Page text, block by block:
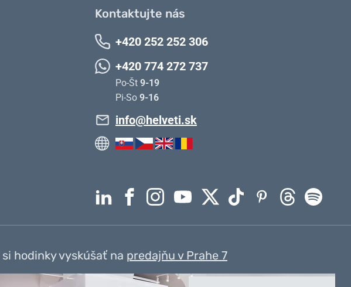
Kontaktujte nás
+420 252 252 306
+420 774 272 737
Po-Št 9-19
Pi-So 9-16
info@helveti.sk
hodinky vyskúšať na predajňu v Prahe 7